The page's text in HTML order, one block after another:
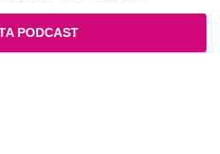
PODCAST